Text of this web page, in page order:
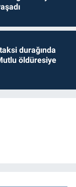
durağında
öldüresiye